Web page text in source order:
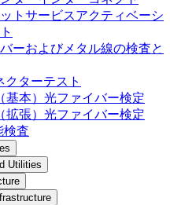
トサービスアクティベーシ
ーおよびメタル線の検査と
クターテスト
基本）光ファイバー検定
拡張）光ファイバー検定
検査
Utilities